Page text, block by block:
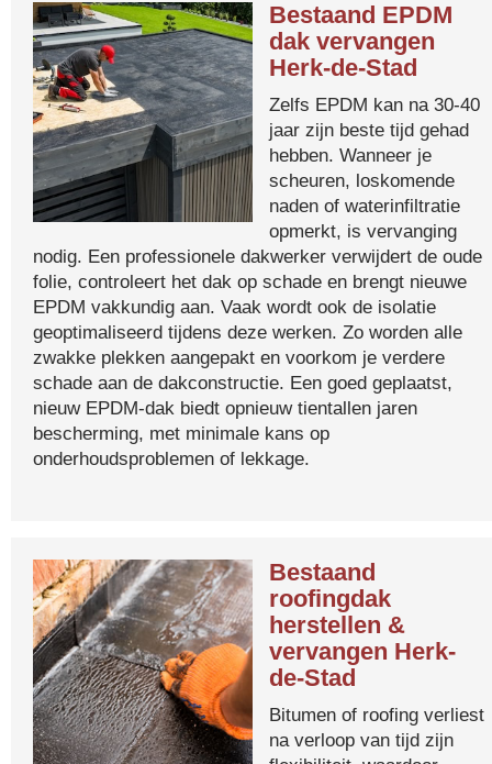
Bestaand EPDM
dak vervangen
Herk-de-Stad
Zelfs EPDM kan na 30-40
jaar zijn beste tijd gehad
hebben. Wanneer je
scheuren, loskomende
naden of waterinfiltratie
opmerkt, is vervanging
nodig. Een professionele dakwerker verwijdert de oude
folie, controleert het dak op schade en brengt nieuwe
EPDM vakkundig aan. Vaak wordt ook de isolatie
geoptimaliseerd tijdens deze werken. Zo worden alle
zwakke plekken aangepakt en voorkom je verdere
schade aan de dakconstructie. Een goed geplaatst,
nieuw EPDM-dak biedt opnieuw tientallen jaren
bescherming, met minimale kans op
onderhoudsproblemen of lekkage.
Bestaand
roofingdak
herstellen &
vervangen Herk-
de-Stad
Bitumen of roofing verliest
na verloop van tijd zijn